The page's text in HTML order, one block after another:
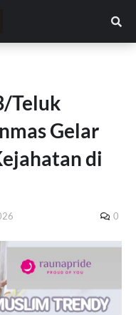
Teluk
Gelar
di
0